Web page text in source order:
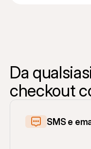
Da
checkout
SMS e